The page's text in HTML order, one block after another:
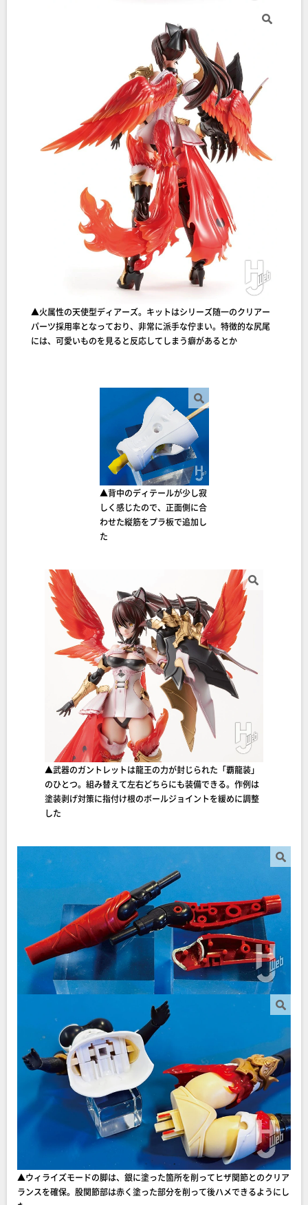
▲火属性の天使型ディアーズ。キットはシリーズ随一のクリアー
パーツ採用率となっており、非常に派手な佇まい。特徴的な尻尾
には、可愛いものを見ると反応してしまう癖があるとか
▲背中のディテールが少し寂
しく感じたので、正面側に合
わせた縦筋をプラ板で追加し
た
▲武器のガントレットは龍王の力が封じられた「覇龍装」
のひとつ。組み替えて左右どちらにも装備できる。作例は
塗装剥げ対策に指付け根のボールジョイントを緩めに調整
した
▲ウィライズモードの脚は、銀に塗った箇所を削ってヒザ関節とのクリア
ランスを確保。股関節部は赤く塗った部分を削って後ハメできるようにし